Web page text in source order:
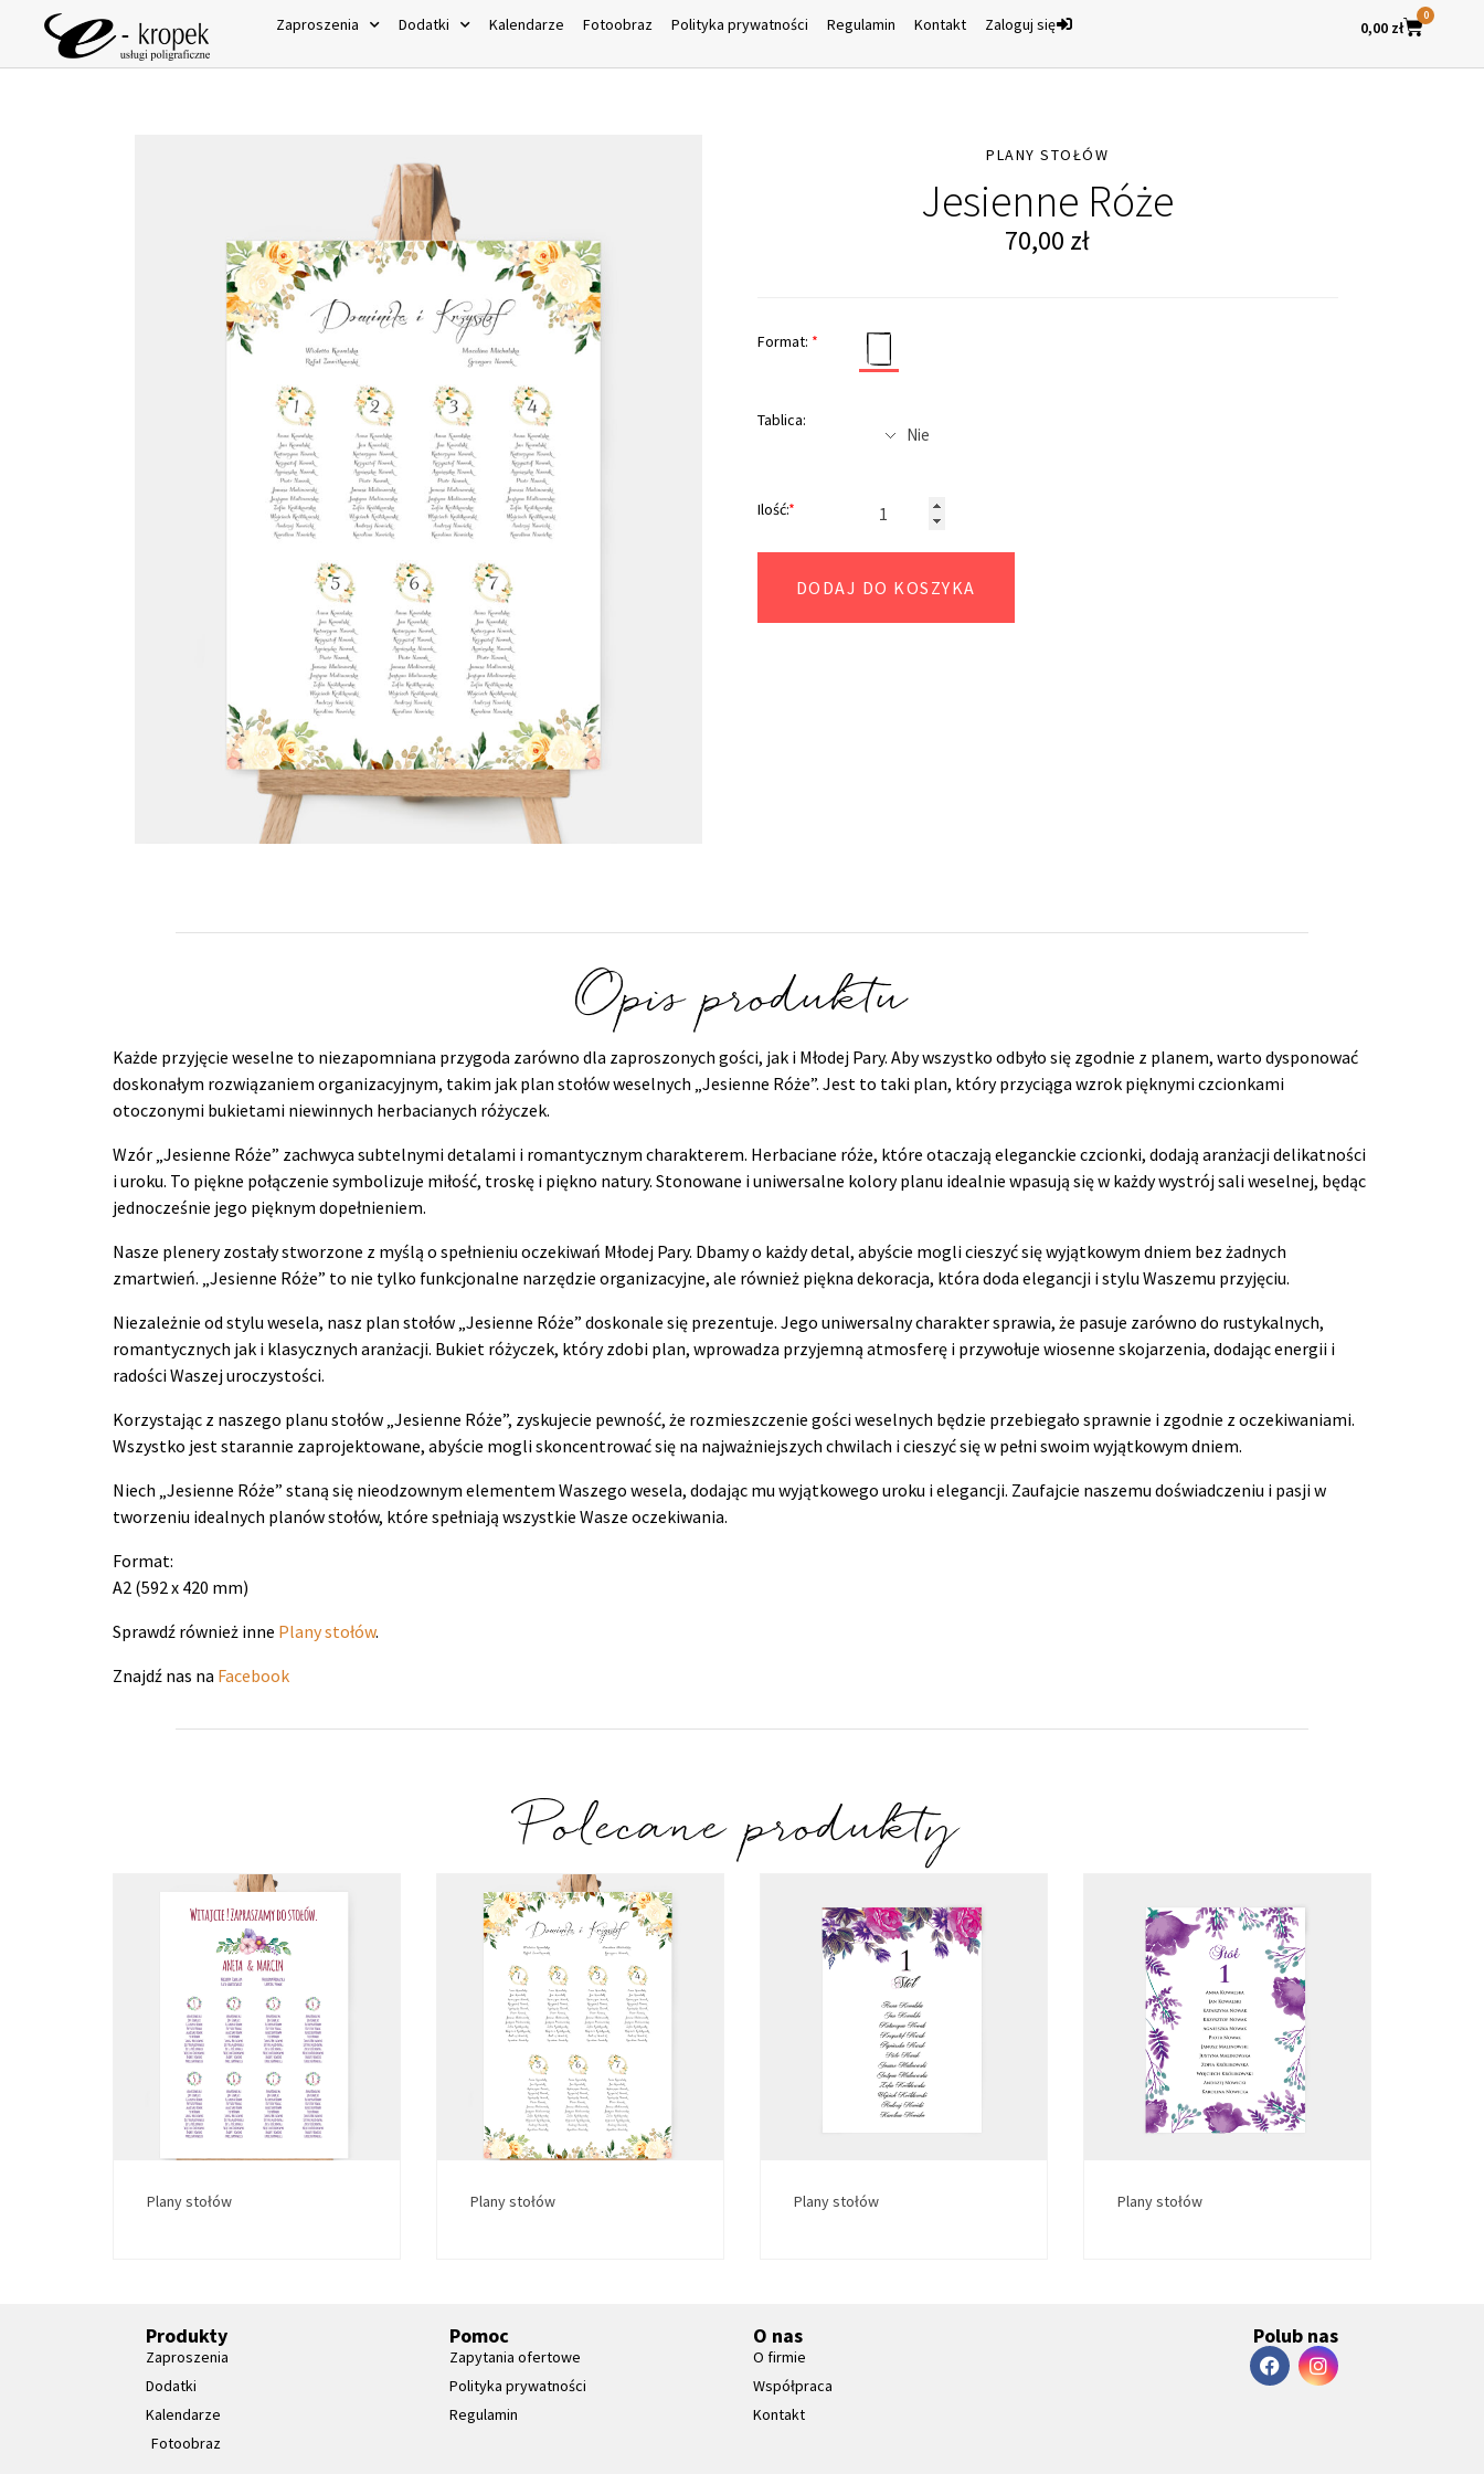
Zaproszenia Dodatki Kalendarze Fotoobraz Polityka prywatności Regulamin Kontakt Zaloguj się 0,00 zł
0
PLANY STOŁÓW
Jesienne Róże
70,00 zł
Format: *
Tablica:
Ilość:*
DODAJ DO KOSZYKA
Opis produktu
Każde przyjęcie weselne to niezapomniana przygoda zarówno dla zaproszonych gości, jak i Młodej Pary. Aby wszystko odbyło się zgodnie z planem, warto dysponować
doskonałym rozwiązaniem organizacyjnym, takim jak plan stołów weselnych „Jesienne Róże”. Jest to taki plan, który przyciąga wzrok pięknymi czcionkami
otoczonymi bukietami niewinnych herbacianych różyczek.
Wzór „Jesienne Róże” zachwyca subtelnymi detalami i romantycznym charakterem. Herbaciane róże, które otaczają eleganckie czcionki, dodają aranżacji delikatności
i uroku. To piękne połączenie symbolizuje miłość, troskę i piękno natury. Stonowane i uniwersalne kolory planu idealnie wpasują się w każdy wystrój sali weselnej, będąc
jednocześnie jego pięknym dopełnieniem.
Nasze plenery zostały stworzone z myślą o spełnieniu oczekiwań Młodej Pary. Dbamy o każdy detal, abyście mogli cieszyć się wyjątkowym dniem bez żadnych
zmartwień. „Jesienne Róże” to nie tylko funkcjonalne narzędzie organizacyjne, ale również piękna dekoracja, która doda elegancji i stylu Waszemu przyjęciu.
Niezależnie od stylu wesela, nasz plan stołów „Jesienne Róże” doskonale się prezentuje. Jego uniwersalny charakter sprawia, że pasuje zarówno do rustykalnych,
romantycznych jak i klasycznych aranżacji. Bukiet różyczek, który zdobi plan, wprowadza przyjemną atmosferę i przywołuje wiosenne skojarzenia, dodając energii i
radości Waszej uroczystości.
Korzystając z naszego planu stołów „Jesienne Róże”, zyskujecie pewność, że rozmieszczenie gości weselnych będzie przebiegało sprawnie i zgodnie z oczekiwaniami.
Wszystko jest starannie zaprojektowane, abyście mogli skoncentrować się na najważniejszych chwilach i cieszyć się w pełni swoim wyjątkowym dniem.
Niech „Jesienne Róże” staną się nieodzownym elementem Waszego wesela, dodając mu wyjątkowego uroku i elegancji. Zaufajcie naszemu doświadczeniu i pasji w
tworzeniu idealnych planów stołów, które spełniają wszystkie Wasze oczekiwania.
Format:
A2 (592 x 420 mm)
Sprawdź również inne Plany stołów.
Znajdź nas na Facebook
Polecane produkty
Plany stołów Plany stołów Plany stołów Plany stołów
Produkty
Zaproszenia
Dodatki
Kalendarze
Fotoobraz
Pomoc
Zapytania ofertowe
Polityka prywatności
Regulamin
O nas
O firmie
Współpraca
Kontakt
Polub nas